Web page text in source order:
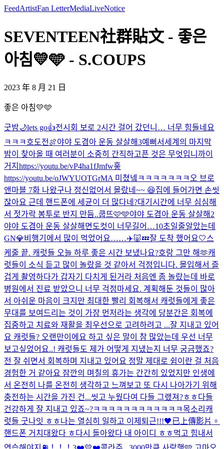
FeedArtistFan LetterMediaLiveNotice
SEVENTEEN社群貼文 - 좋은
아침💛🩵 - S.COUPS
2023 年 8 月 21 日
좋은 아침💛🩵
굿밤🌙lets go👍전시회 보로 2시간 걸어 갔던니… 너무 힘들네요
ㅋㅋㅋ 호도전🍖야야 도겸아 운동 살살해3예뻐서세계의 마지막
밤이 찾아올 때 여러분이 소중히 간직하고픈 것은 무엇입니까이
거지 https://youtu.be/vP4ha1fJmfw흫
https://youtu.be/oJWYUOTGrMA 미쳤넼ㅋㅋㅋㅋㅋㅋㅋ 오 브로
앤마블 7화 나왔구나 정신없어서 몰랐네~~ 😆집에 들어가면 손씻
잖아요 근데 핸드폰에 세균이 더 많다네?대기시간에 너무 심심해
서 젓가락 봉투로 반지 만듬..쿱뜨🩷🩵야야 도겸아 운동 살살해2
야야 도겸아 운동 살살해 면도컷이 너무길어…10초일줄알았는데
GN💎비행기에서 많이 먹었어요……✈️🐷💤잘 도착 했어요🤍스
케줄 끝. 캐럿들 오늘 하루 좋은 시간 보냈나요?호랑 그만 해🫶캐
럿들이 소식 듣고 많이 놀랐을 것 같아서 걱정입니다. 몰입해서 즐
겁게 촬영하다가 갑자기 다치게 된거라 처음엔 좀 놀랐는데 바로
병원에서 진료 받았으니 너무 걱정마세요. 계획해둔 것들이 많아
서 아쉬운 마음이 크지만 최대한 빨리 회복해서 캐럿들에게 좋은
무대를 보여드리는 것이 가장 먼저라는 생각에 당분간은 회복에
집중하고 치료와 재활을 최우선으로 고려하려고 ...잘 지내고 있어
요 캐럿들? 오랜만이에요 하고 싶은 말이 참 많았는데 우선 너무
보고싶었어요..! 캐럿들도 제가 어떻게 지냈는지 너무 궁금했죠?
전 잘 쉬면서 회복하며 지내고 있어요 정말 제대로 쉼이란 걸 처음
경험한 거 같아요 잠깐의 며칠의 휴가는 간간히 있었지만 인생에
서 온전히 나를 온전히 생각하고 느껴보고 또 다시 나아가기 위해
충전하는 시간을 가진 건...씻고 누웠다여 다들 그랬져?ㅎㅎ다들
건강하게 잘 지내고 있죠~?ㅋㅋㅋㅋㅋㅋㅋㅋㅋㅋㅋㅋ목소리 캐
럿들 굿나잇 ㅎㅎ나는 열심히 일하고 이제퇴근!!!🖤已上傳影片。
핸드폰 거치대왔다 ㅎ다시 돌아왔다 내 아이디 ㅎㅎ먹고 힘내서